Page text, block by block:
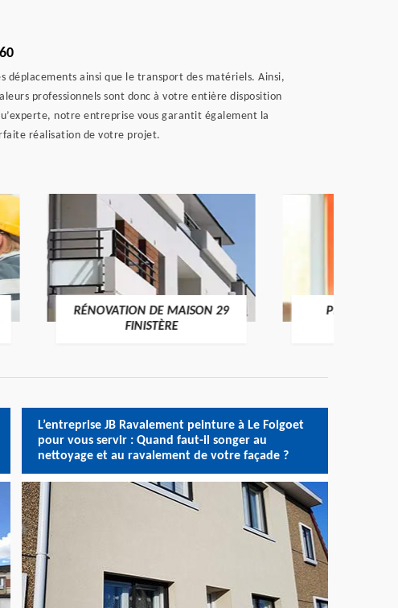
déplacements ainsi que le transport des matériels. Ainsi,
professionnels sont donc à votre entière disposition
notre entreprise vous garantit également la
réalisation de votre projet.
29
PEINTRE INTÉRIEUR 29
L’entreprise JB Ravalement peinture à Le Folgoet
pour vous servir : Quand faut-il songer au
nettoyage et au ravalement de votre façade ?